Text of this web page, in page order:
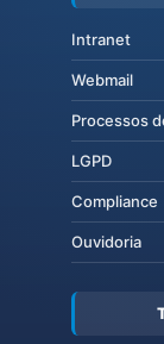
Intranet
Webmail
Processos
LGPD
Compliance
Ouvidoria